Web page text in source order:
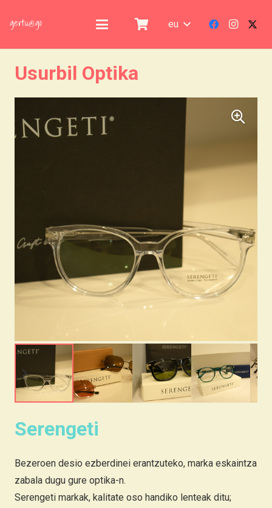
eu
Usurbil Optika
Serengeti
Bezeroen desio ezberdinei erantzuteko, marka eskaintza
zabala dugu gure optika-n.
Serengeti markak, kalitate oso handiko lenteak ditu;